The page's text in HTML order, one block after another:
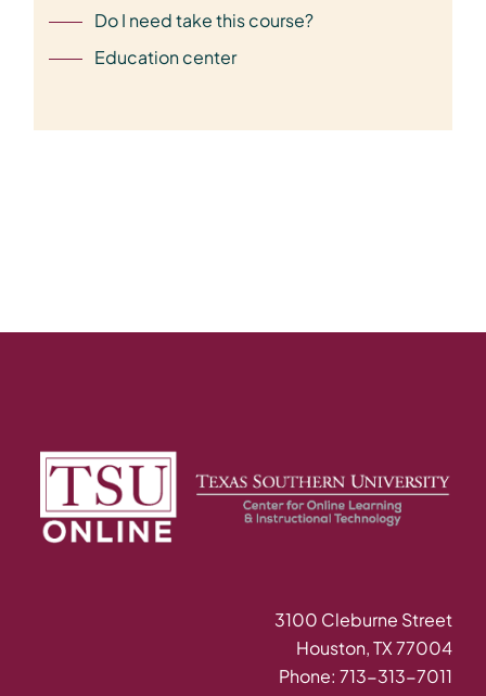
Do I need take this course?
Education center
3100 Cleburne Street
Houston, TX 77004
Phone: 713-313-7011